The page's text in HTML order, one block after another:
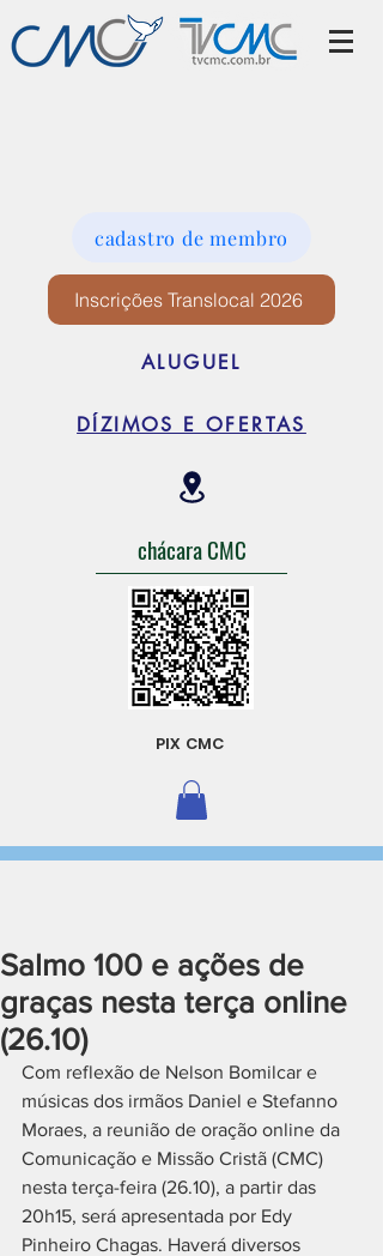
cadastro de membro
Inscrições Translocal 2026
ALUGUEL
DÍZIMOS E OFERTAS
chácara CMC
PIX CMC
Salmo 100 e ações de
graças nesta terça online
(26.10)
Com reflexão de Nelson Bomilcar e
músicas dos irmãos Daniel e Stefanno
Moraes, a reunião de oração online da
Comunicação e Missão Cristã (CMC)
nesta terça-feira (26.10), a partir das
20h15, será apresentada por Edy
Pinheiro Chagas. Haverá diversos